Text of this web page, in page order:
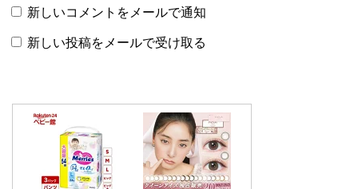
新しいコメントをメールで通知
新しい投稿をメールで受け取る